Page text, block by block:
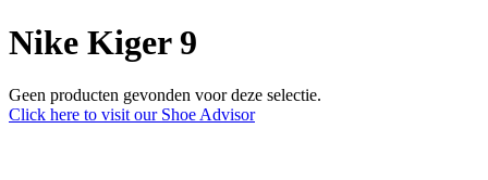
Nike Kiger 9
Geen producten gevonden voor deze selectie.
Click here to visit our Shoe Advisor